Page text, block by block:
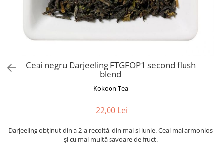
Sirop de ceai
Ceai negru Darjeeling FTGFOP1 second flush
blend
Kokoon Tea
22,00 Lei
Darjeeling obţinut din a 2-a recoltă, din mai si iunie. Ceai mai armonios
şi cu mai multă savoare de fruct.